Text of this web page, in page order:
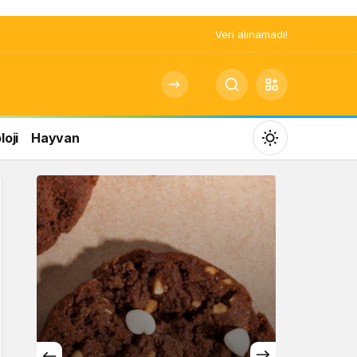
Veri alınamadı!
Hayvan
Mod
değiştir
Gündüz Modu
Gündüz modunu seçin.
Gece Modu
Gece modunu seçin.